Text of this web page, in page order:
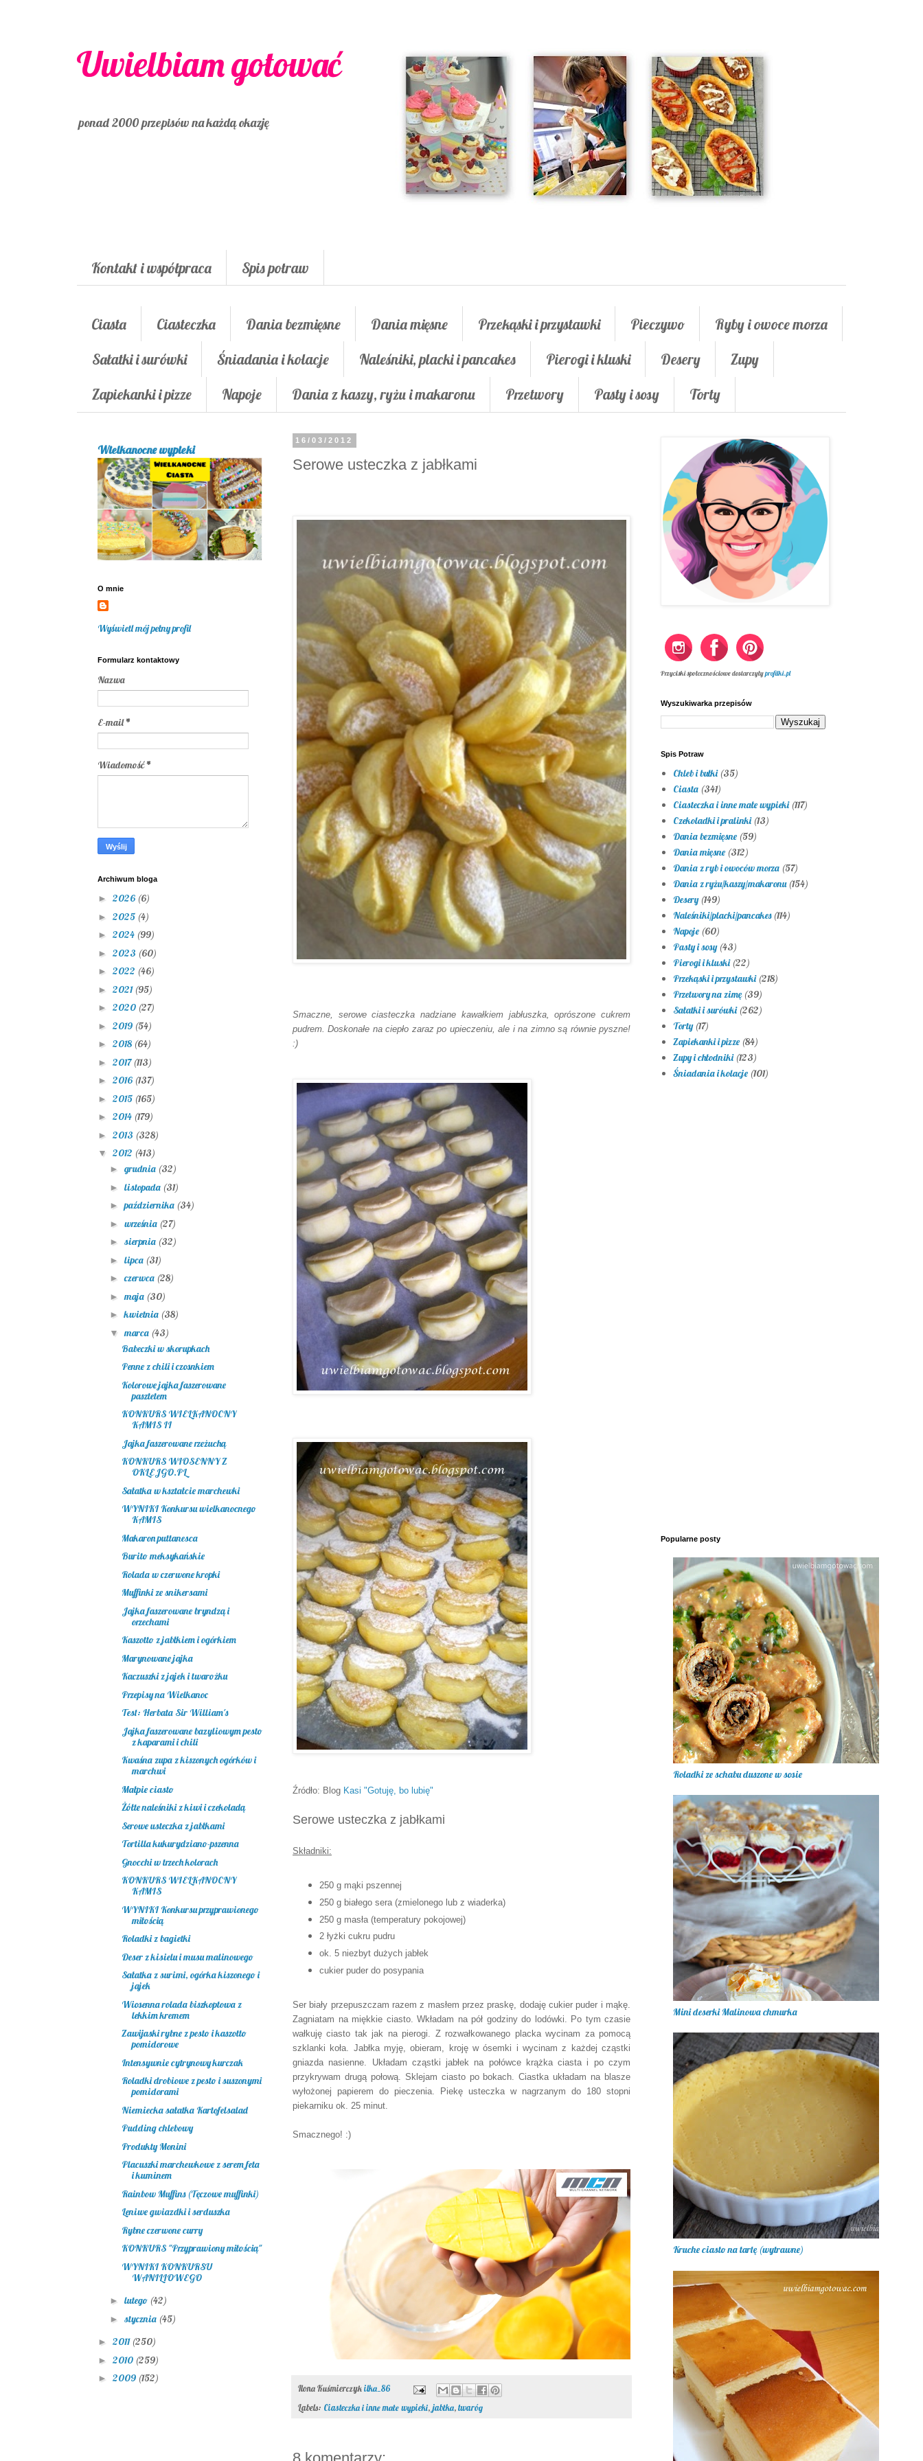
Uwielbiam gotować
ponad 2000 przepisów na każdą okazję
Kontakt i współpraca Spis potraw
Ciasta Ciasteczka Dania bezmięsne Dania mięsne Przekąski i przystawki Pieczywo
Ryby i owoce morza
Sałatki i surówki
Śniadania i kolacje Naleśniki, placki i pancakes Pierogi i kluski Desery
Zupy
Zapiekanki i pizze
Napoje Dania z kaszy, ryżu i makaronu Przetwory Pasty i sosy Torty
16/03/2012
Serowe usteczka z jabłkami
Smaczne, serowe ciasteczka nadziane kawałkiem jabłuszka, oprószone cukrem
pudrem. Doskonałe na ciepło zaraz po upieczeniu, ale i na zimno są równie pyszne!
:)
Źródło: Blog Kasi "Gotuję, bo lubię"
Serowe usteczka z jabłkami
Składniki:
250 g mąki pszennej
250 g białego sera (zmielonego lub z wiaderka)
250 g masła (temperatury pokojowej)
2 łyżki cukru pudru
ok. 5 niezbyt dużych jabłek
cukier puder do posypania
Ser biały przepuszczam razem z masłem przez praskę, dodaję cukier puder i mąkę.
Zagniatam na miękkie ciasto. Wkładam na pół godziny do lodówki. Po tym czasie
wałkuję ciasto tak jak na pierogi. Z rozwałkowanego placka wycinam za pomocą
szklanki koła. Jabłka myję, obieram, kroję w ósemki i wycinam z każdej cząstki
gniazda nasienne. Układam cząstki jabłek na połówce krążka ciasta i po czym
przykrywam drugą połową. Sklejam ciasto po bokach. Ciastka układam na blasze
wyłożonej papierem do pieczenia. Piekę usteczka w nagrzanym do 180 stopni
piekarniku ok. 25 minut.
Smacznego! :)
Ilona Kuśmierczykilka_86
Labels: Ciasteczka i inne małe wypieki,jabłka,twaróg
Wielkanocne wypieki
O mnie
Wyświetl mój pełny profil
Formularz kontaktowy
Nazwa
E-mail*
Wiadomość*
Archiwum bloga
► 2026 (6)
► 2025 (4)
► 2024 (99)
► 2023 (60)
► 2022 (46)
► 2021 (95)
► 2020 (27)
► 2019 (54)
► 2018 (64)
► 2017(113)
► 2016 (137)
► 2015 (165)
► 2014 (179)
► 2013 (328)
▼ 2012 (413)
► grudnia (32)
► listopada (31)
►października (34)
► września (27)
► sierpnia (32)
► lipca (31)
►czerwca (28)
► maja (30)
►kwietnia (38)
▼ marca (43)
Babeczki w skorupkach
Penne z chili i czosnkiem
Kolorowe jajka faszerowane
pasztetem
KONKURS WIELKANOCNY
KAMIS II
Jajka faszerowane rzeżuchą
KONKURS WIOSENNY Z
OKLEJGO.PL
Sałatka w kształcie marchewki
WYNIKI Konkursu wielkanocnego
KAMIS
Makaron puttanesca
Burito meksykańskie
Rolada w czerwone kropki
Muffinki ze snikersami
Jajka faszerowane bryndzą i
orzechami
Kaszotto z jabłkiem i ogórkiem
Marynowane jajka
Kaczuszki z jajek i twarożku
Przepisy na Wielkanoc
Test: Herbata Sir William's
Jajka faszerowane bazyliowym pesto
z kaparami i chili
Kwaśna zupa z kiszonych ogórków i
marchwi
Małpie ciasto
Żółte naleśniki z kiwi i czekoladą
Serowe usteczka z jabłkami
Tortilla kukurydziano-pszenna
Gnocchi w trzech kolorach
KONKURS WIELKANOCNY
KAMIS
WYNIKI Konkursu przyprawionego
miłością
Roladki z bagietki
Deser z kisielu i musu malinowego
Sałatka z surimi, ogórka kiszonego i
jajek
Wiosenna rolada biszkoptowa z
lekkim kremem
Zawijaski rybne z pesto i kaszotto
pomidorowe
Intensywnie cytrynowy kurczak
Roladki drobiowe z pesto i suszonymi
pomidorami
Niemiecka sałatka Kartofelsalad
Pudding chlebowy
Produkty Monini
Placuszki marchewkowe z serem feta
i kuminem
Rainbow Muffins (Tęczowe muffinki)
Leniwe gwiazdki i serduszka
Rybne czerwone curry
KONKURS "Przyprawiony miłością"
WYNIKI KONKURSU
WANILIOWEGO
► lutego (42)
► stycznia (45)
► 2011 (250)
► 2010 (259)
► 2009 (152)
Przyciski społecznościowe dostarczyłyprofilki.pl
Wyszukiwarka przepisów
Spis Potraw
Chleb i bułki (35)
Ciasta (341)
Ciasteczka i inne małe wypieki (117)
Czekoladki i pralinki (13)
Dania bezmięsne (59)
Dania mięsne (312)
Dania z ryb i owoców morza (57)
Dania z ryżu/kaszy/makaronu (154)
Desery (149)
Naleśniki/placki/pancakes (114)
Napoje (60)
Pasty i sosy (43)
Pierogi i kluski (22)
Przekąski i przystawki (218)
Przetwory na zimę (39)
Sałatki i surówki (262)
Torty (17)
Zapiekanki i pizze (84)
Zupy i chłodniki (123)
Śniadania i kolacje (101)
Popularne posty
Roladki ze schabu duszone w sosie
Mini deserki Malinowa chmurka
Kruche ciasto na tartę (wytrawne)